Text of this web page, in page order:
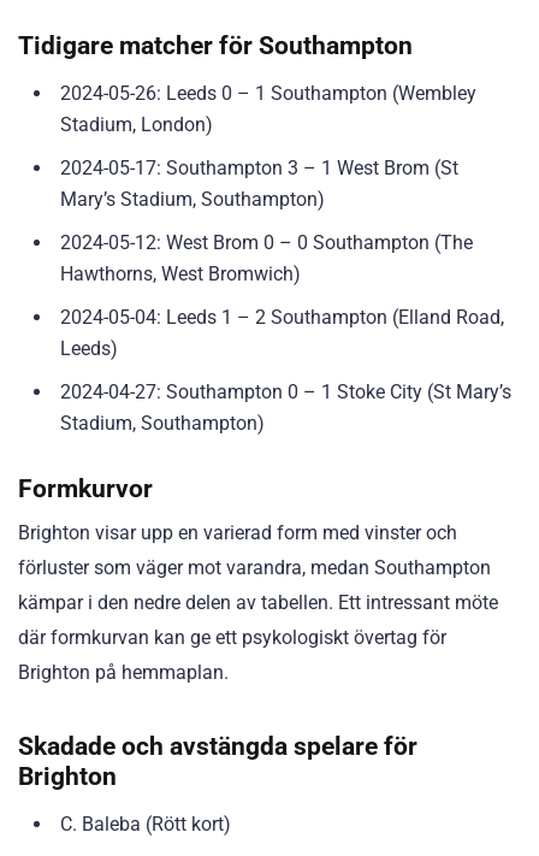
Tidigare matcher för Southampton
2024-05-26: Leeds 0 – 1 Southampton (Wembley
Stadium, London)
2024-05-17: Southampton 3 – 1 West Brom (St
Mary’s Stadium, Southampton)
2024-05-12: West Brom 0 – 0 Southampton (The
Hawthorns, West Bromwich)
2024-05-04: Leeds 1 – 2 Southampton (Elland Road,
Leeds)
2024-04-27: Southampton 0 – 1 Stoke City (St Mary’s
Stadium, Southampton)
Formkurvor
Brighton visar upp en varierad form med vinster och
förluster som väger mot varandra, medan Southampton
kämpar i den nedre delen av tabellen. Ett intressant möte
där formkurvan kan ge ett psykologiskt övertag för
Brighton på hemmaplan.
Skadade och avstängda spelare för
Brighton
C. Baleba (Rött kort)